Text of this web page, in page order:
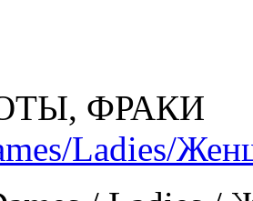
ФРАКИ
Ladies/